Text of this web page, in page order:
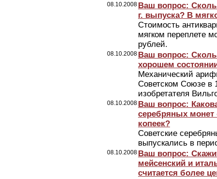
08.10.2008 Ваш вопрос:
г. выпуска? В
Стоимость
мягком переплете
рублей.
08.10.2008 Ваш вопрос:
хорошем
Механический
Советском Союзе в
изобретателя
08.10.2008 Ваш вопрос:
серебряных монет
копеек?
Советские
выпускались в
08.10.2008 Ваш вопрос:
мейсенский и
считается более